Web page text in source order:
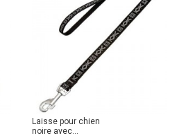
Laisse pour chien
noire avec...